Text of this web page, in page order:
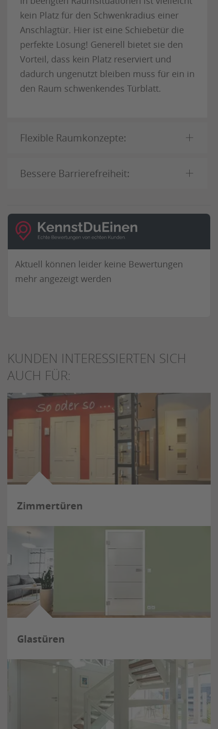
kein Platz für den Schwenkradius einer
Anschlagtür. Hier ist eine Schiebetür die
perfekte Lösung! Generell bietet sie den
Vorteil, dass kein Platz reserviert und
dadurch ungenutzt bleiben muss für ein in
den Raum schwenkendes Türblatt.
Flexible Raumkonzepte:
Bessere Barrierefreiheit:
Aktuell können leider keine Bewertungen
mehr angezeigt werden
KUNDEN INTERESSIERTEN SICH
AUCH FÜR:
Zimmertüren
Glastüren